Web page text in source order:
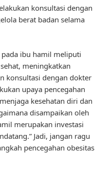
konsultasi dengan
berat badan selama
pada ibu hamil meliputi
meningkatkan
konsultasi dengan dokter
upaya pencegahan
kesehatan diri dan
disampaikan oleh
merupakan investasi
Jadi, jangan ragu
pencegahan obesitas